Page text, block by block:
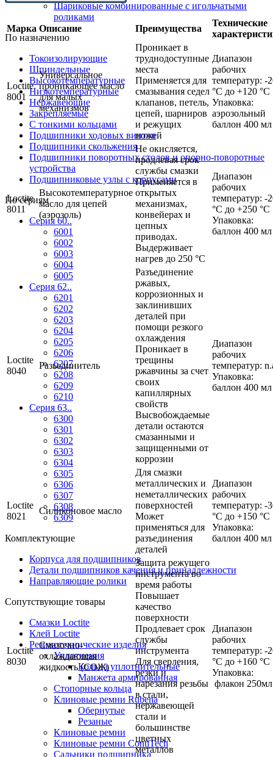
Шариковые комбинированные с игольчатыми
роликами
По назначению
Токоизолирующие
Шпиндельные
Высокотемпературные
Низкотемпературные
Нержавеющие
Закрепляемые
С тонкими кольцами
Подшипники ходовых винтов
Подшипники скольжения
Подшипники поворотных столов и опорно-поворотные
устройства
Подшипниковые узлы с корпусами
По сериям
Серия 60..
6001
6002
6003
6004
6005
Серия 62..
6201
6202
6203
6204
6205
6206
6207
6208
6209
6210
Серия 63..
6300
6301
6302
6303
6304
6305
6306
6307
6308
6309
Комплектующие
Корпуса для подшипников
Детали подшипников качения и принадлежности
Направляющие ролики
Сопутствующие товары
Смазки Loctite
Клей Loctite
Резинотехнические изделия
Уплотнения
Кольца уплотнительные
Манжета армированная
Стопорные кольца
Клиновые ремни Rubena
Обернутые
Резаные
Клиновые ремни
Клиновые ремни ContiTech
Сальники подшипника
Марка Описание Преимущества
Технические
Loctite
8001
Универсальное
проникающее масло
для малых
механизмов
Проникает в
труднодоступные
места
Применяется для
смазывания седел
клапанов, петель,
цепей, шарниров
и режущих
ножей
Диапазон
рабочих
температур: -
°C до +120 °C
Упаковка:
аэрозольный
баллон 400 мл
Loctite
8011
Высокотемпературное
масло для цепей
(аэрозоль)
Не окисляется,
продлевая срок
службы смазки
Применяется в
открытых
механизмах,
конвейерах и
цепных
приводах.
Выдерживает
нагрев до 250 °C
Диапазон
рабочих
температур: -
°C до +250 °C
Упаковка:
баллон 400 мл
Loctite
8040
Разьединитель
Разъединение
ржавых,
коррозионных и
заклинивших
деталей при
помощи резкого
охлаждения
Проникает в
трещины
ржавчины за счет
своих
капиллярных
свойств
Высвобождаемые
детали остаются
смазанными и
защищенными от
коррозии
Диапазон
рабочих
температур:
Упаковка:
баллон 400 мл
Loctite
8021
Cиликоновое масло
Для смазки
металлических и
неметаллических
поверхностей
Может
применяться для
разъединения
деталей
Диапазон
рабочих
температур: -
°C до +150 °C
Упаковка:
баллон 400 мл
Loctite
8030
Смазочно-
охлаждающая
жидкость (СОЖ)
Защита режущего
инструмента во
время работы
Повышает
качество
поверхности
Продлевает срок
службы
инструмента
Для сверления,
резки и
нарезания резьбы
в стали,
нержавеющей
стали и
большинстве
цветных
металлов
Диапазон
рабочих
температур: -
°C до +160 °C
Упаковка:
флакон 250мл